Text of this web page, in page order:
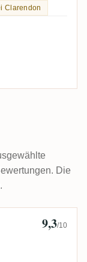
Clarendon
Die
9,3/10